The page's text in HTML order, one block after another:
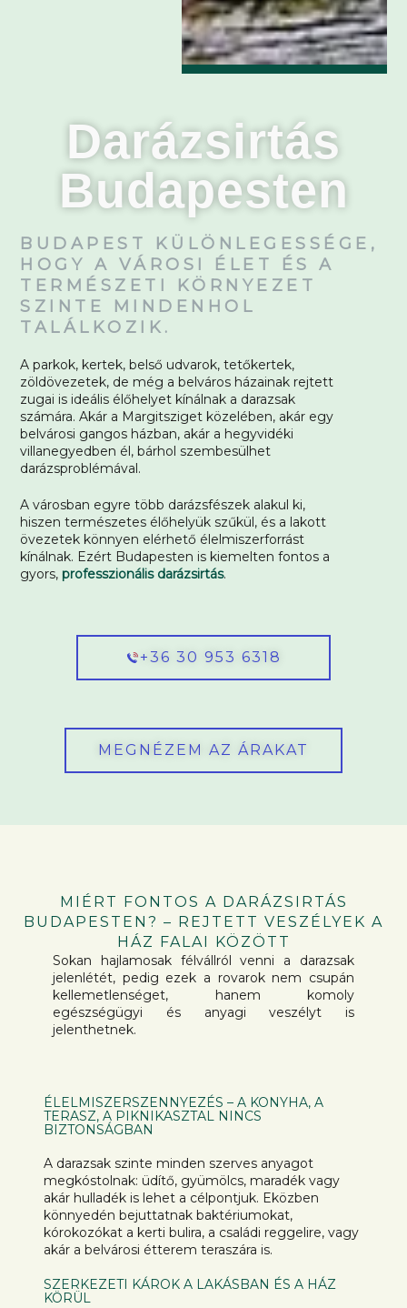
Darázsirtás
Budapesten
BUDAPEST KÜLÖNLEGESSÉGE,
HOGY A VÁROSI ÉLET ÉS A
TERMÉSZETI KÖRNYEZET
SZINTE MINDENHOL
TALÁLKOZIK.
A parkok, kertek, belső udvarok, tetőkertek,
zöldövezetek, de még a belváros házainak rejtett
zugai is ideális élőhelyet kínálnak a darazsak
számára. Akár a Margitsziget közelében, akár egy
belvárosi gangos házban, akár a hegyvidéki
villanegyedben él, bárhol szembesülhet
darázsproblémával.
A városban egyre több darázsfészek alakul ki,
hiszen természetes élőhelyük szűkül, és a lakott
övezetek könnyen elérhető élelmiszerforrást
kínálnak. Ezért Budapesten is kiemelten fontos a
gyors,professzionális darázsirtás.
+36 30 953 6318
MEGNÉZEM AZ ÁRAKAT
MIÉRT FONTOS A DARÁZSIRTÁS
BUDAPESTEN? – REJTETT VESZÉLYEK A
HÁZ FALAI KÖZÖTT
Sokan hajlamosak félvállról venni a darazsak
jelenlétét, pedig ezek a rovarok nem csupán
kellemetlenséget, hanem komoly
egészségügyi és anyagi veszélyt is
jelenthetnek.
ÉLELMISZERSZENNYEZÉS – A KONYHA, A
TERASZ, A PIKNIKASZTAL NINCS
BIZTONSÁGBAN
A darazsak szinte minden szerves anyagot
megkóstolnak: üdítő, gyümölcs, maradék vagy
akár hulladék is lehet a célpontjuk. Eközben
könnyedén bejuttatnak baktériumokat,
kórokozókat a kerti bulira, a családi reggelire, vagy
akár a belvárosi étterem teraszára is.
SZERKEZETI KÁROK A LAKÁSBAN ÉS A HÁZ
KÖRÜL